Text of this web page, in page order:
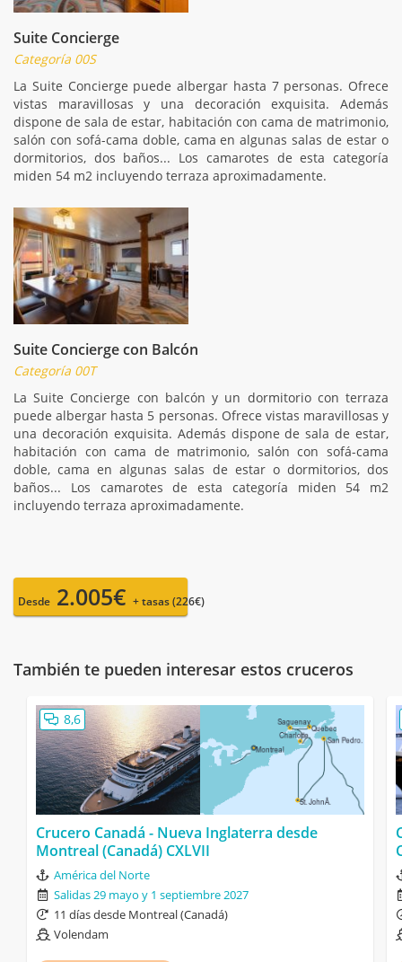
Suite Concierge
Categoría 00S
La Suite Concierge puede albergar hasta 7 personas. Ofrece
vistas maravillosas y una decoración exquisita. Además
dispone de sala de estar, habitación con cama de matrimonio,
salón con sofá-cama doble, cama en algunas salas de estar o
dormitorios, dos baños... Los camarotes de esta categoría
miden 54 m2 incluyendo terraza aproximadamente.
Suite Concierge con Balcón
Categoría 00T
La Suite Concierge con balcón y un dormitorio con terraza
puede albergar hasta 5 personas. Ofrece vistas maravillosas y
una decoración exquisita. Además dispone de sala de estar,
habitación con cama de matrimonio, salón con sofá-cama
doble, cama en algunas salas de estar o dormitorios, dos
baños... Los camarotes de esta categoría miden 54 m2
incluyendo terraza aproximadamente.
Desde 2.005€ + tasas (226€)
También te pueden interesar estos cruceros
8,6
Crucero Canadá - Nueva Inglaterra desde
Montreal (Canadá) CXLVII
América del Norte
Salidas 29 mayo y 1 septiembre 2027
11 días desde Montreal (Canadá)
Volendam